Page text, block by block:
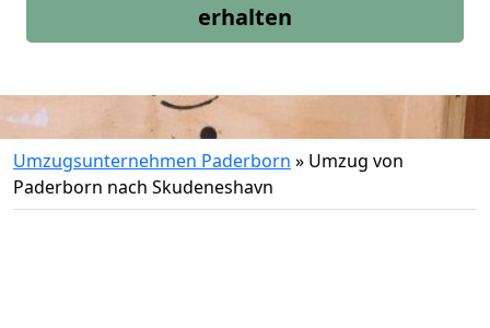
erhalten
Umzugsunternehmen Paderborn » Umzug von
Paderborn nach Skudeneshavn